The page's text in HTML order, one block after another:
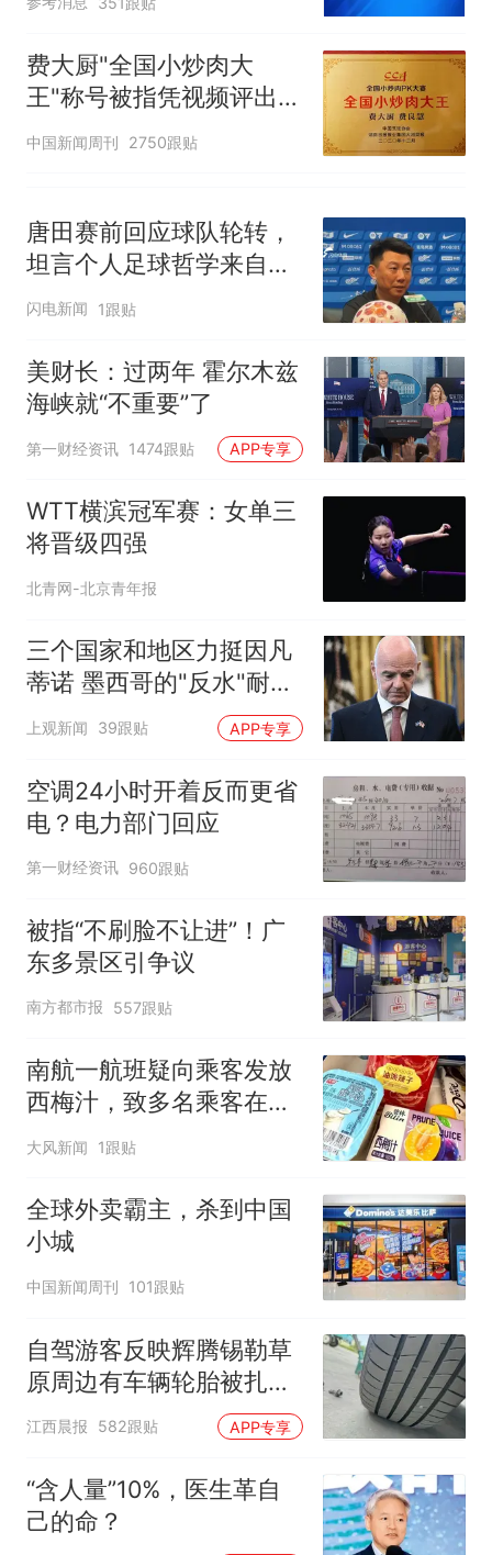
费大厨"全国小炒肉大
王"称号被指凭视频评出
官方回应
中国新闻周刊 2750跟贴
唐田赛前回应球队轮转，
坦言个人足球哲学来自孙
子兵法
闪电新闻 1跟贴
美财长：过两年 霍尔木兹
海峡就“不重要”了
第一财经资讯 1474跟贴 APP专享
WTT横滨冠军赛：女单三
将晋级四强
北青网-北京青年报
三个国家和地区力挺因凡
蒂诺 墨西哥的"反水"耐人
寻味
上观新闻 39跟贴 APP专享
空调24小时开着反而更省
电？电力部门回应
第一财经资讯 960跟贴
被指“不刷脸不让进”！广
东多景区引争议
南方都市报 557跟贴
南航一航班疑向乘客发放
西梅汁，致多名乘客在飞
行途中排队上厕所！乘
客：机上100多人只有2个
厕所；客服回应：并非每
架飞机都会发放西梅汁
大风新闻 1跟贴
全球外卖霸主，杀到中国
小城
中国新闻周刊 101跟贴
自驾游客反映辉腾锡勒草
原周边有车辆轮胎被扎，
修理店铺换胎价格高达千
元，官方发布情况通报
江西晨报 582跟贴 APP专享
“含人量”10%，医生革自
己的命？